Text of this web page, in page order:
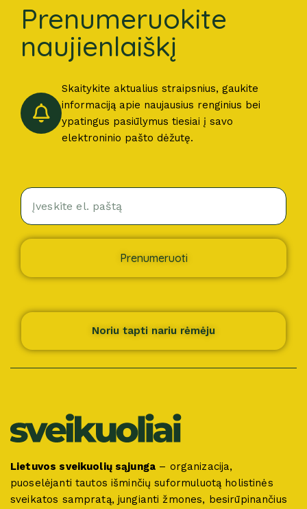
Prenumeruokite
naujienlaiškį
Skaitykite aktualius straipsnius, gaukite
informaciją apie naujausius renginius bei
ypatingus pasiūlymus tiesiai į savo
elektroninio pašto dėžutę.
Prenumeruoti
Noriu tapti nariu rėmėju
Lietuvos sveikuolių sąjunga – organizacija,
puoselėjanti tautos išminčių suformuluotą holistinės
sveikatos sampratą, jungianti žmones, besirūpinančius